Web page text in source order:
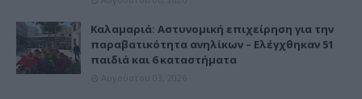
Καλαμαριά: Αστυνομική επιχείρηση για την
παραβατικότητα ανηλίκων – Ελέγχθηκαν 51
παιδιά και 6 καταστήματα